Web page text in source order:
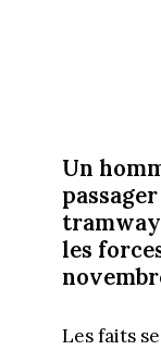
Un
les
Les faits